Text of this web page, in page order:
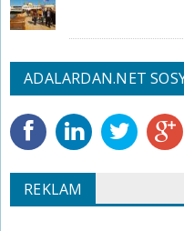
ADALARDAN.NET
REKLAM